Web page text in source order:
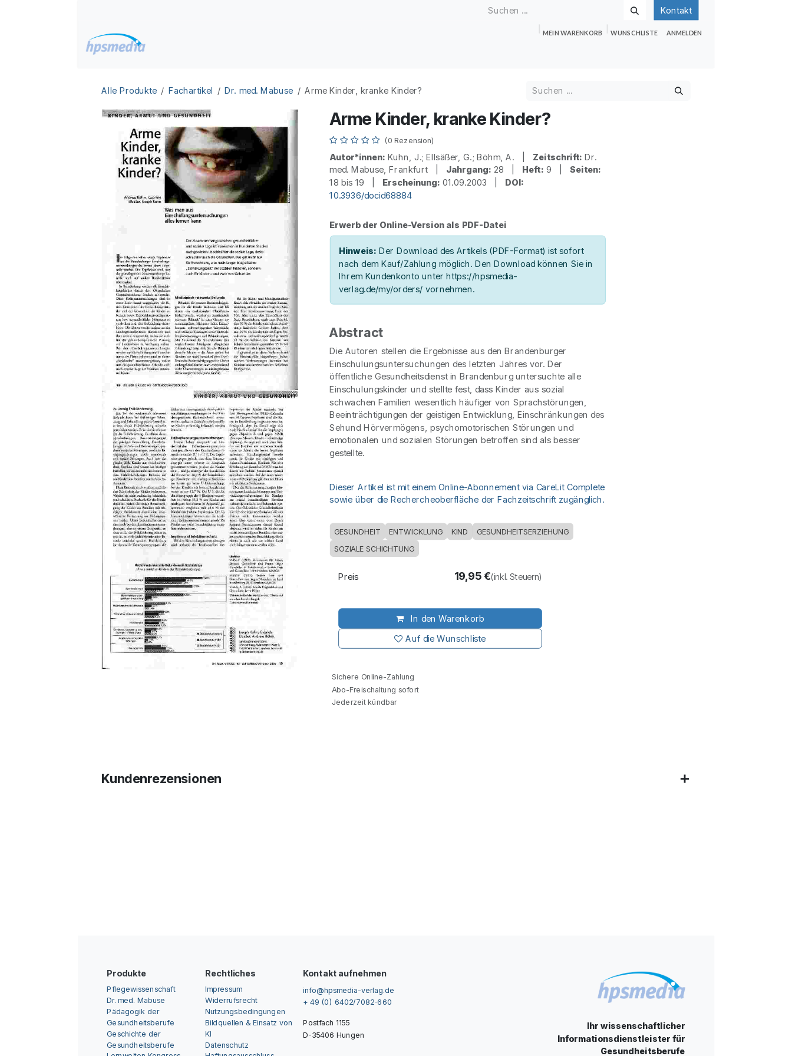
Kontakt
MEIN WARENKORB WUNSCHLISTE ANMELDEN
Alle Produkte Fachartikel Dr. med. Mabuse Arme Kinder, kranke Kinder?
Arme Kinder, kranke Kinder?
(0 Rezension)
Autor*innen: Kuhn, J.; Ellsäßer, G.; Böhm, A. | Zeitschrift: Dr.
med. Mabuse, Frankfurt | Jahrgang: 28 | Heft: 9 |Seiten:
18 bis 19 | Erscheinung: 01.09.2003 | DOI:
10.3936/docid68884
Erwerb der Online-Version als PDF-Datei
Hinweis: Der Download des Artikels (PDF-Format) ist sofort
nach dem Kauf/Zahlung möglich. Den Download können Sie in
Ihrem Kundenkonto unter https://hpsmedia-
verlag.de/my/orders/ vornehmen.
Abstract
Die Autoren stellen die Ergebnisse aus den Brandenburger
Einschulungsuntersuchungen des letzten Jahres vor. Der
öffentliche Gesundheitsdienst in Brandenburg untersuchte alle
Einschulungskinder und stellte fest, dass Kinder aus sozial
schwachen Familien wesentlich häufiger von Sprachstörungen,
Beeinträchtigungen der geistigen Entwicklung, Einschränkungen des
Sehund Hörvermögens, psychomotorischen Störungen und
emotionalen und sozialen Störungen betroffen sind als besser
gestellte.
Dieser Artikel ist mit einem Online-Abonnement via CareLit Complete
sowie über die Rechercheoberfläche der Fachzeitschrift zugänglich.
GESUNDHEIT ENTWICKLUNG KIND GESUNDHEITSERZIEHUNG
SOZIALE SCHICHTUNG
In den Warenkorb
Auf die Wunschliste
Preis 19,95€(inkl. Steuern)
Sichere Online-Zahlung
Abo-Freischaltung sofort
Jederzeit kündbar
Kundenrezensionen
Produkte
Pflegewissenschaft
Dr. med. Mabuse
Pädagogik der
Gesundheitsberufe
Geschichte der
Gesundheitsberufe
Rechtliches
Impressum
Widerrufsrecht
Nutzungsbedingungen
Bildquellen & Einsatz von
KI
Datenschutz
Kontakt aufnehmen
info@hpsmedia-verlag.de
+ 49 (0) 6402/7082-660
Postfach 1155
D-35406 Hungen
Ihr wissenschaftlicher
Informationsdienstleister für
Gesundheitsberufe